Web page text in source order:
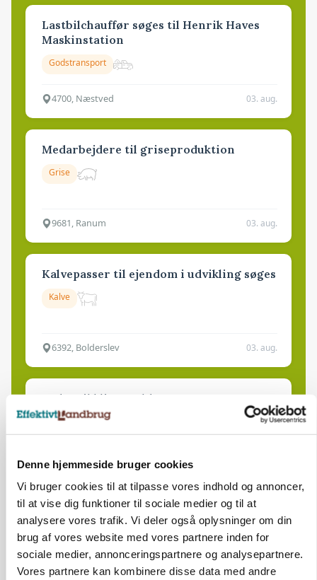
Denne hjemmeside bruger cookies
Vi bruger cookies til at tilpasse vores indhold og annoncer,
til at vise dig funktioner til sociale medier og til at
analysere vores trafik. Vi deler også oplysninger om din
brug af vores website med vores partnere inden for
sociale medier, annonceringspartnere og analysepartnere.
Vores partnere kan kombinere disse data med andre
Lastbilchauffør søges til Henrik Haves
Maskinstation
Godstransport
4700, Næstved 03. aug.
Medarbejdere til griseproduktion
Grise
9681, Ranum 03. aug.
Kalvepasser til ejendom i udvikling søges
Kalve
6392, Bolderslev 03. aug.
Leder til klimastald
Klimastald
9670, Løgstør